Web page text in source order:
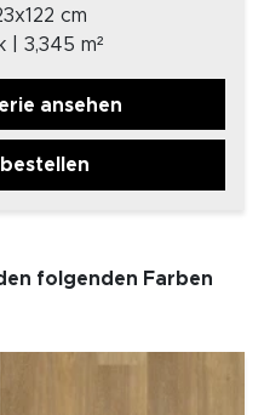
cm
| 3,345 m²
ansehen
folgenden Farben